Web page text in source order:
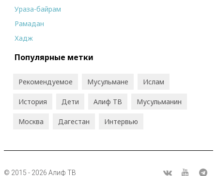
Ураза-байрам
Рамадан
Хадж
Популярные метки
Рекомендуемое Мусульмане Ислам
История Дети Алиф ТВ Мусульманин
Москва Дагестан Интервью
© 2015 - 2026 Алиф ТВ